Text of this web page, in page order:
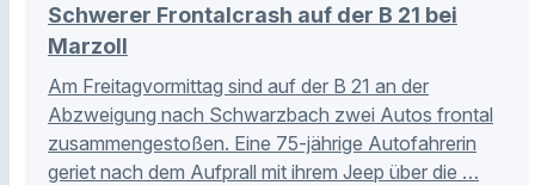
Schwerer Frontalcrash auf der B 21 bei
Marzoll
Am Freitagvormittag sind auf der B 21 an der
Abzweigung nach Schwarzbach zwei Autos frontal
zusammengestoßen. Eine 75-jährige Autofahrerin
geriet nach dem Aufprall mit ihrem Jeep über die …